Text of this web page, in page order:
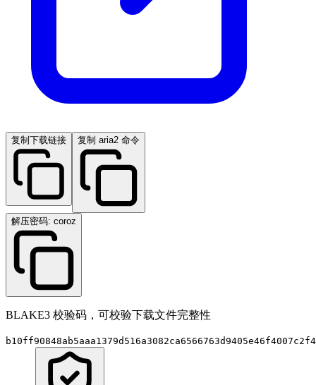
复制下载链接 复制 aria2 命令
解压密码: coroz
BLAKE3 校验码，可校验下载文件完整性